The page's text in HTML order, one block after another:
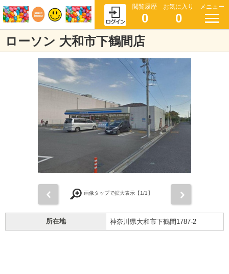
閲覧履歴
0
お気に入り
0
メニュー
ローソン 大和市下鶴間店
画像タップで拡大表示【1/1】
所在地 神奈川県大和市下鶴間1787-2